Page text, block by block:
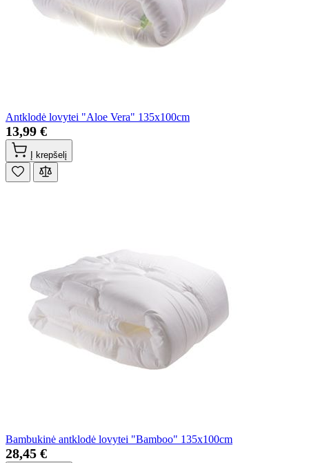
Antklodė lovytei "Aloe Vera" 135x100cm
13,99 €
Į krepšelį
Bambukinė antklodė lovytei "Bamboo" 135x100cm
28,45 €